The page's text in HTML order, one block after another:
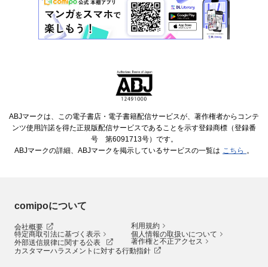
ABJマークは、この電子書店・電子書籍配信サービスが、著作権者からコンテ
ンツ使用許諾を得た正規版配信サービスであることを示す登録商標（登録番
号 第6091713号）です。
ABJマークの詳細、ABJマークを掲示しているサービスの一覧は こちら 。
comipoについて
会社概要
利用規約
特定商取引法に基づく表示
個人情報の取扱いについて
外部送信規律に関する公表
著作権と不正アクセス
カスタマーハラスメントに対する行動指針